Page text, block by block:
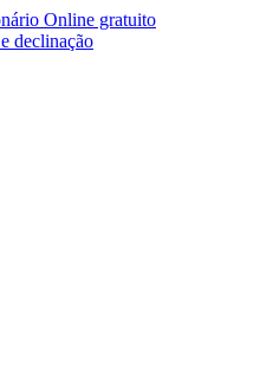
e declinação